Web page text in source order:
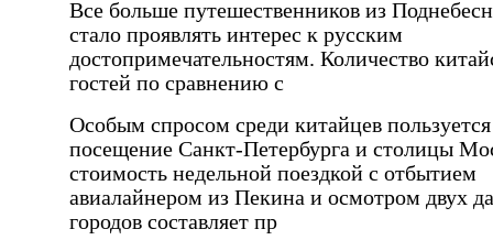
Все больше путешественников из
стало проявлять интерес к русским
достопримечательностям. Количество
гостей по сравнению с
Особым спросом среди китайцев пользуется
посещение Санкт-Петербурга и столицы
стоимость недельной поездкой с отбытием
авиалайнером из Пекина и осмотром двух
городов составляет пр